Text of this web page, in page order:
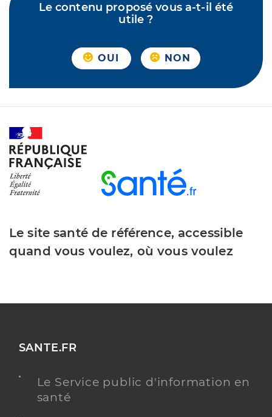
Le contenu proposé vous a-t-il été
utile ?
OUI NON
Le site santé de référence, accessible
quand vous voulez, où vous voulez
SANTE.FR
Le Service public d'information en
santé